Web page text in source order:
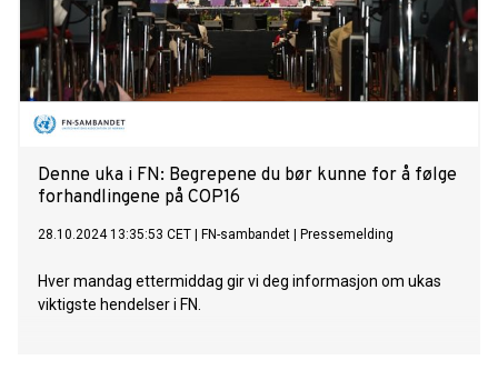
Denne uka i FN: Begrepene du bør kunne for å følge
forhandlingene på COP16
28.10.2024 13:35:53 CET FN-sambandet Pressemelding
Hver mandag ettermiddag gir vi deg informasjon om ukas
viktigste hendelser i FN.